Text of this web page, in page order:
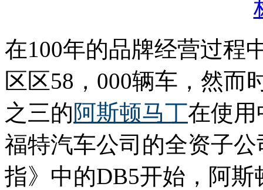
在100年的品牌经营过程
区区58，000辆车，然而
之三的阿斯顿马丁在使用
福特汽车公司的全资子
指》中的DB5开始，阿斯